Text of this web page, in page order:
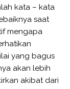
kata – kata
saat
mengapa
yang bagus
akan lebih
akibat dari